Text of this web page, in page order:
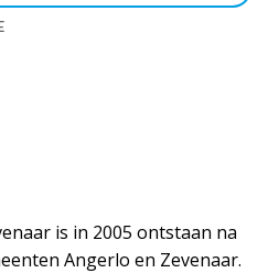
is in 2005 ontstaan na
Angerlo en Zevenaar.